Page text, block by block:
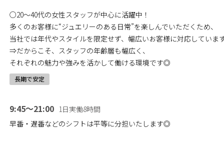
○20～40代の女性スタッフが中心に活躍中！
多くのお客様に“ジュエリーのある日常”を楽しんでいただくため、
当社では年代やスタイルを限定せず、幅広いお客様に対応しています
⇒だからこそ、スタッフの年齢層も幅広く、
それぞれの魅力や強みを活かして働ける環境です◎
長期で安定
9:45～21:00 1日実働8時間
早番・遅番などのシフトは平等に分担いたします◎